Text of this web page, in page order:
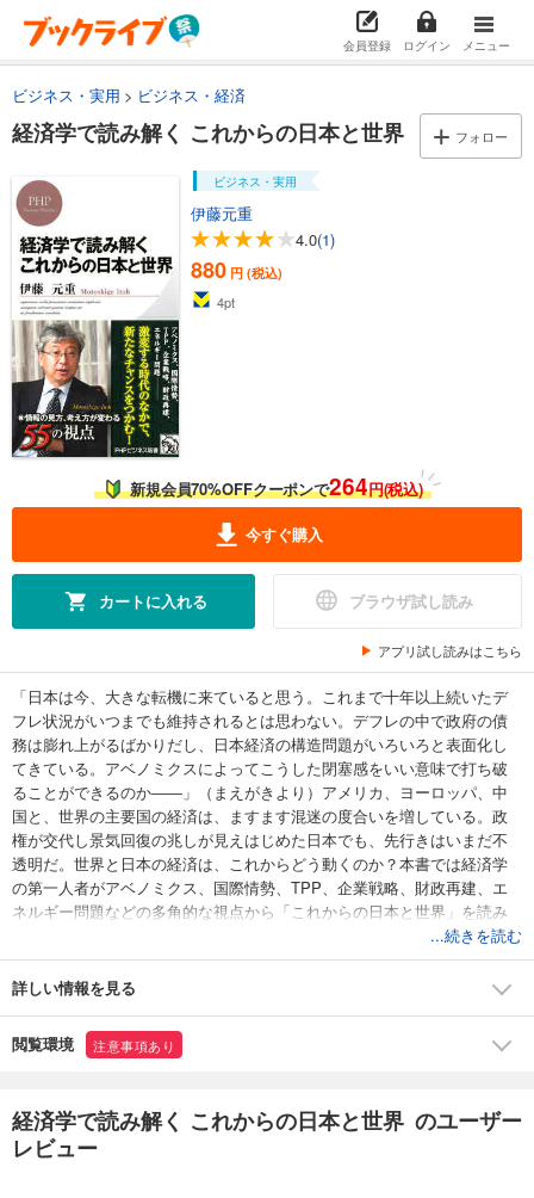
会員登録 ログイン メニュー
ビジネス・実用 ビジネス・経済
経済学で読み解く これからの日本と世界 フォロー
ビジネス・実用
伊藤元重
4.0(1)
880 円 (税込)
4pt
新規会員70%OFFクーポンで264円(税込)
今すぐ購入
カートに入れる ブラウザ試し読み
アプリ試し読みはこちら
「日本は今、大きな転機に来ていると思う。これまで十年以上続いたデ
フレ状況がいつまでも維持されるとは思わない。デフレの中で政府の債
務は膨れ上がるばかりだし、日本経済の構造問題がいろいろと表面化し
てきている。アベノミクスによってこうした閉塞感をいい意味で打ち破
ることができるのか――」（まえがきより）アメリカ、ヨーロッパ、中
国と、世界の主要国の経済は、ますます混迷の度合いを増している。政
権が交代し景気回復の兆しが見えはじめた日本でも、先行きはいまだ不
透明だ。世界と日本の経済は、これからどう動くのか？本書では経済学
の第一人者がアベノミクス、国際情勢、TPP、企業戦略、財政再建、エ
ネルギー問題などの多角的な視点から「これからの日本と世界」を読み
...続きを読む
詳しい情報を見る
閲覧環境 注意事項あり
経済学で読み解く これからの日本と世界 のユーザー
レビュー